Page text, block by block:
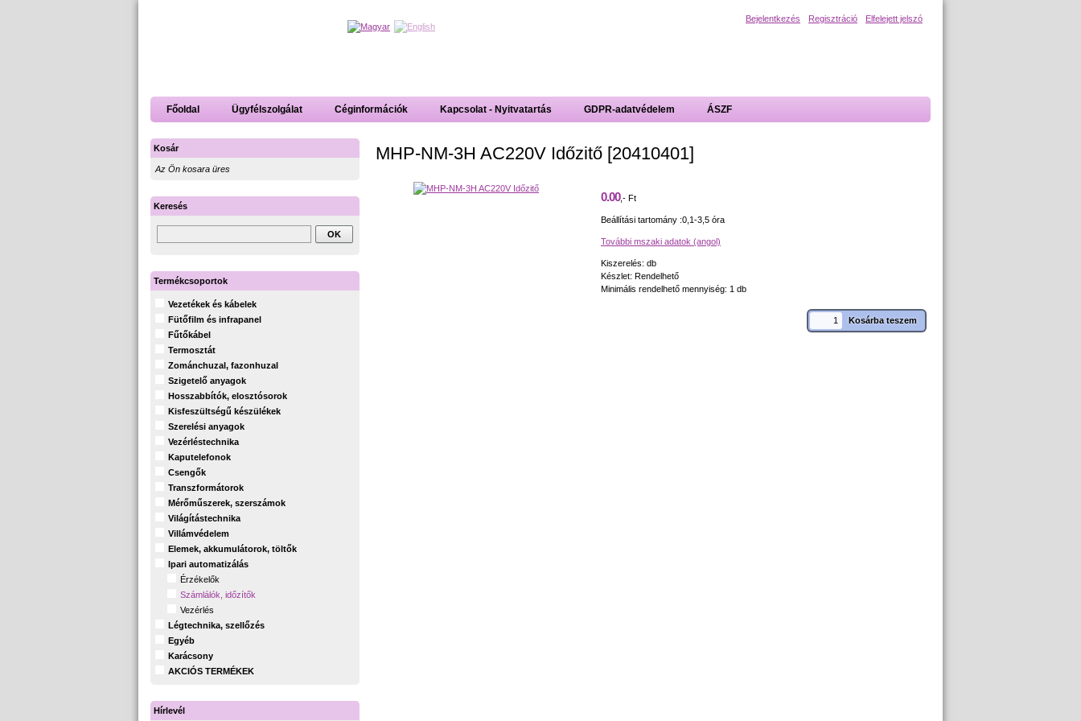
Bejelentkezés Regisztráció Elfelejett jelszó
Főoldal Ügyfélszolgálat Céginformációk Kapcsolat - Nyitvatartás GDPR-adatvédelem ÁSZF
MHP-NM-3H AC220V Időzitő [20410401]
0.00,- Ft
Beállítási tartomány :0,1-3,5 óra
További mszaki adatok (angol)
Kiszerelés: db
Készlet: Rendelhető
Minimális rendelhető mennyiség: 1 db
Kosár
Az Ön kosara üres
Keresés
Termékcsoportok
Vezetékek és kábelek
Fütőfilm és infrapanel
Fűtőkábel
Termosztát
Zománchuzal, fazonhuzal
Szigetelő anyagok
Hosszabbítók, elosztósorok
Kisfeszültségű készülékek
Szerelési anyagok
Vezérléstechnika
Kaputelefonok
Csengők
Transzformátorok
Mérőműszerek, szerszámok
Világítástechnika
Villámvédelem
Elemek, akkumulátorok, töltők
Ipari automatizálás
Érzékelők
Számlálók, időzítők
Vezérlés
Légtechnika, szellőzés
Egyéb
Karácsony
AKCIÓS TERMÉKEK
Hírlevél